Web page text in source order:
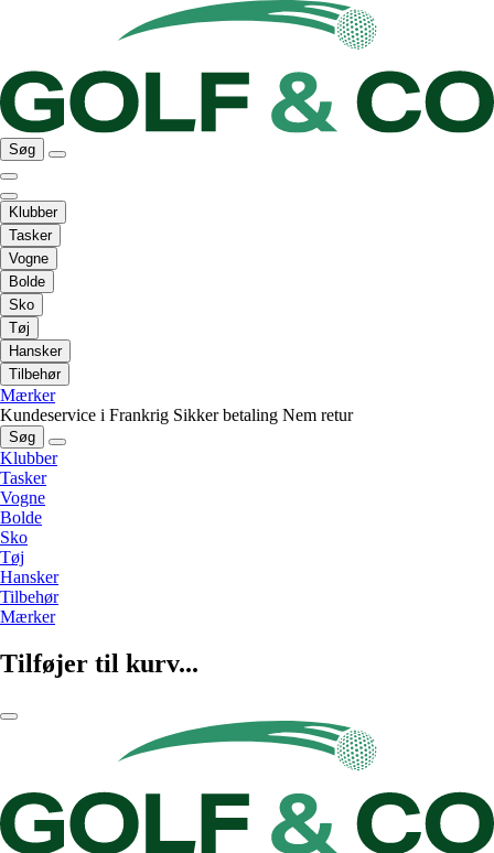
Søg
Klubber
Tasker
Vogne
Bolde
Sko
Tøj
Hansker
Tilbehør
Mærker
Kundeservice i Frankrig Sikker betaling Nem retur
Søg
Klubber
Tasker
Vogne
Bolde
Sko
Tøj
Hansker
Tilbehør
Mærker
Tilføjer til kurv...